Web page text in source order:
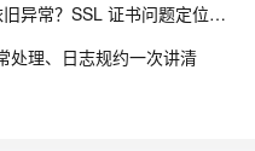
阿里云国际站：自动续签完成证书依旧异常？SSL 证书问题定位与处理
处理、日志规约一次讲清